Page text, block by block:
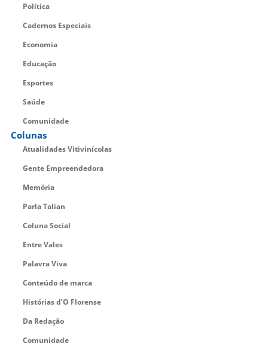
Política
Cadernos Especiais
Economia
Educação
Esportes
Saúde
Comunidade
Colunas
Atualidades Vitivinícolas
Gente Empreendedora
Memória
Parla Talian
Coluna Social
Entre Vales
Palavra Viva
Conteúdo de marca
Histórias d’O Florense
Da Redação
Comunidade